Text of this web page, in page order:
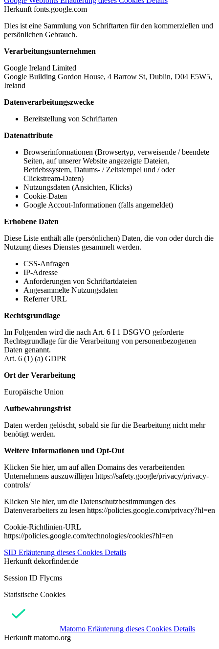
Herkunft fonts.google.com
Dies ist eine Sammlung von Schriftarten für den kommerziellen und
persönlichen Gebrauch.
Verarbeitungsunternehmen
Google Ireland Limited
Google Building Gordon House, 4 Barrow St, Dublin, D04 E5W5,
Ireland
Datenverarbeitungszwecke
Bereitstellung von Schriftarten
Datenattribute
Browserinformationen (Browsertyp, verweisende / beendete
Seiten, auf unserer Website angezeigte Dateien,
Betriebssystem, Datums- / Zeitstempel und / oder
Clickstream-Daten)
Nutzungsdaten (Ansichten, Klicks)
Cookie-Daten
Google Accout-Informationen (falls angemeldet)
Erhobene Daten
Diese Liste enthält alle (persönlichen) Daten, die von oder durch die
Nutzung dieses Dienstes gesammelt werden.
CSS-Anfragen
IP-Adresse
Anforderungen von Schriftartdateien
Angesammelte Nutzungsdaten
Referrer URL
Rechtsgrundlage
Im Folgenden wird die nach Art. 6 I 1 DSGVO geforderte
Rechtsgrundlage für die Verarbeitung von personenbezogenen
Daten genannt.
Art. 6 (1) (a) GDPR
Ort der Verarbeitung
Europäische Union
Aufbewahrungsfrist
Daten werden gelöscht, sobald sie für die Bearbeitung nicht mehr
benötigt werden.
Weitere Informationen und Opt-Out
Klicken Sie hier, um auf allen Domains des verarbeitenden
Unternehmens auszuwilligen https://safety.google/privacy/privacy-
controls/
Klicken Sie hier, um die Datenschutzbestimmungen des
Datenverarbeiters zu lesen https://policies.google.com/privacy?hl=en
Cookie-Richtlinien-URL
https://policies.google.com/technologies/cookies?hl=en
SID Erläuterung dieses Cookies Details
Herkunft dekorfinder.de
Session ID Flycms
Statistische Cookies
Matomo Erläuterung dieses Cookies Details
Herkunft matomo.org